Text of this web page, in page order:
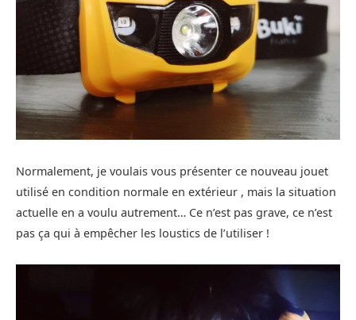
Normalement, je voulais vous présenter ce nouveau jouet
utilisé en condition normale en extérieur , mais la situation
actuelle en a voulu autrement… Ce n’est pas grave, ce n’est
pas ça qui à empêcher les loustics de l’utiliser !